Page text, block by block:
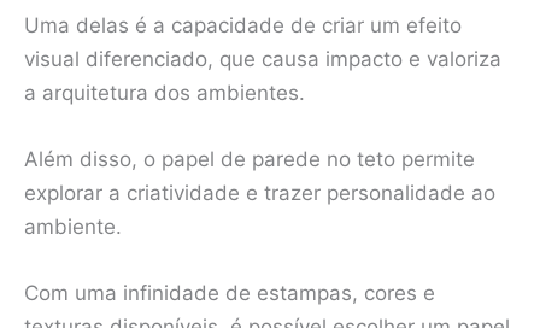
Uma delas é a capacidade de criar um efeito
visual diferenciado, que causa impacto e valoriza
a arquitetura dos ambientes.
Além disso, o papel de parede no teto permite
explorar a criatividade e trazer personalidade ao
ambiente.
Com uma infinidade de estampas, cores e